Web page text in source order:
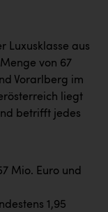
Luxusklasse aus
von 67
Vorarlberg im
liegt
betrifft jedes
Mio. Euro und
1,95